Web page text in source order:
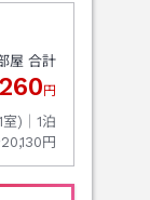
屋 合計
円
)｜ 1泊
円